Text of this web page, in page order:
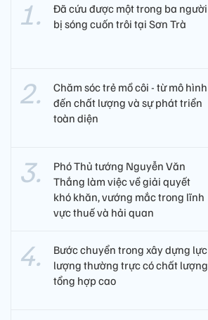
Đã cứu được một trong ba người
bị sóng cuốn trôi tại Sơn Trà
Chăm sóc trẻ mồ côi - từ mô hình
đến chất lượng và sự phát triển
toàn diện
Phó Thủ tướng Nguyễn Văn
Thắng làm việc về giải quyết
khó khăn, vướng mắc trong lĩnh
vực thuế và hải quan
Bước chuyển trong xây dựng lực
lượng thường trực có chất lượng
tổng hợp cao